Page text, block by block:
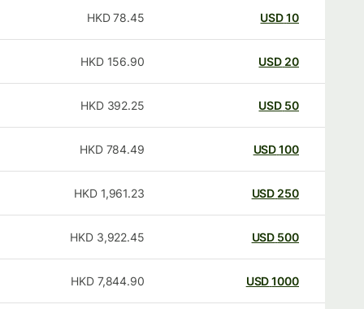
USD
78.45
HKD
20
USD
156.90
HKD
50
USD
392.25
HKD
100
USD
784.49
HKD
250
USD
1,961.23
HKD
500
USD
3,922.45
HKD
1000
USD
7,844.90
HKD